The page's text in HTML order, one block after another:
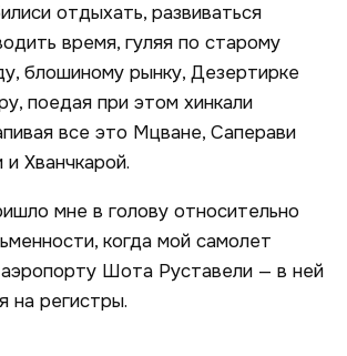
отдыхать, развиваться
время, гуляя по старому
блошиному рынку, Дезертирке
поедая при этом хинкали
все это Мцване, Саперави
Хванчкарой.
мне в голову относительно
когда мой самолет
Шота Руставели — в ней
на регистры.